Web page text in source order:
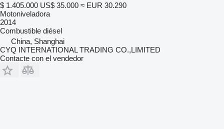
$ 1.405.000 US$ 35.000 ≈ EUR 30.290
Motoniveladora
2014
Combustible diésel
China, Shanghai
CYQ INTERNATIONAL TRADING CO.,LIMITED
Contacte con el vendedor